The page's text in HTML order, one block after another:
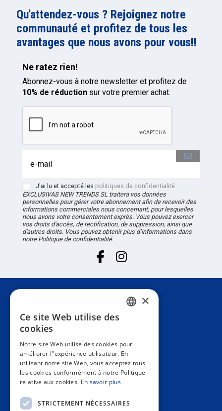
Qu'attendez-vous ? Rejoignez notre
communauté et profitez de tous les
avantages que nous avons pour vous!!
Ne ratez rien!
Abonnez-vous à notre newsletter et profitez de
10% de réductionsur votre premier achat.
J'ai lu et accepté les politiques de confidentialité.
EXCLUSIVAS NEW TRENDS SLtraitera vos données
personnelles pour gérer votre abonnement afin de recevoir des
informations commerciales nous concernant, pour lesquelles
nous avons votre consentement exprès. Vous pouvez exercer
vos droits d'accès, de rectification, de suppression, ainsi que
d'autres droits. Vous pouvez obtenir plus d’informations dans
notre Politique de confidentialité.
Information
Espace privé
Contact us
SPANISH
ENGLISH
ITALIAN
×
Ce site Web utilise des
cookies
Notre site Web utilise des cookies pour
améliorer l"expérience utilisateur. En
utilisant notre site Web, vous acceptez tous
les cookies conformément à notre Politique
relative aux cookies. En savoir plus
STRICTEMENT NÉCESSAIRES